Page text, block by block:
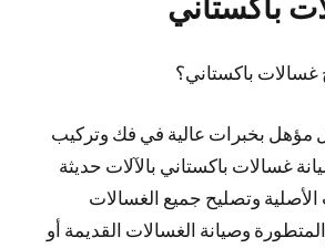
باكستاني؟
مؤهل بخبرات عالية في فك وتركيب
غسالات باكستاني بالآلات حديثة
وتصليح جميع الغسالات
وصيانة الغسالات القديمة أو